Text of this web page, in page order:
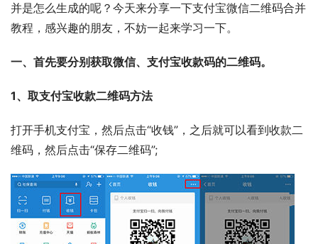
并是怎么生成的呢？今天来分享一下支付宝微信二维码合并
教程，感兴趣的朋友，不妨一起来学习一下。
一、首先要分别获取微信、支付宝收款码的二维码。
1、取支付宝收款二维码方法
打开手机支付宝，然后点击“收钱”，之后就可以看到收款二
维码，然后点击“保存二维码”;